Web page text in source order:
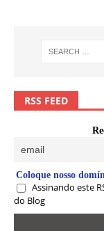
RSS FEED
Coloque nosso
Assinando este
do Blog